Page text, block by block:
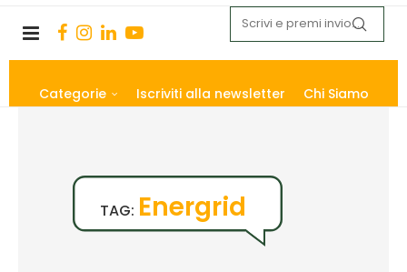
Categorie Iscriviti alla newsletter Chi Siamo
TAG: Energrid